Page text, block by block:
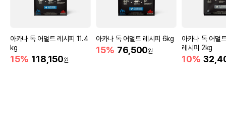
아카나 독 어덜트 레시피 11.4
kg
15% 118,150원
아카나 독 어덜트 레시피 6kg
15% 76,500원
아카나 독 어덜
레시피 2kg
10%